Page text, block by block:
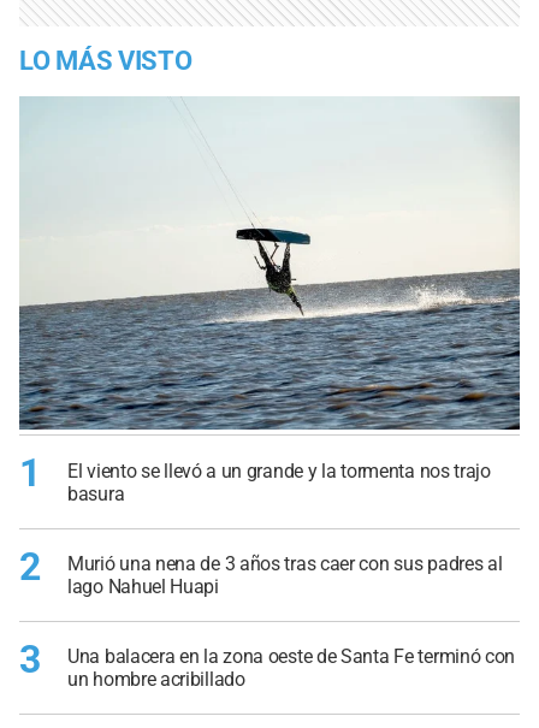
LO MÁS VISTO
1
El viento se llevó a un grande y la tormenta nos trajo
basura
2
Murió una nena de 3 años tras caer con sus padres al
lago Nahuel Huapi
3
Una balacera en la zona oeste de Santa Fe terminó con
un hombre acribillado